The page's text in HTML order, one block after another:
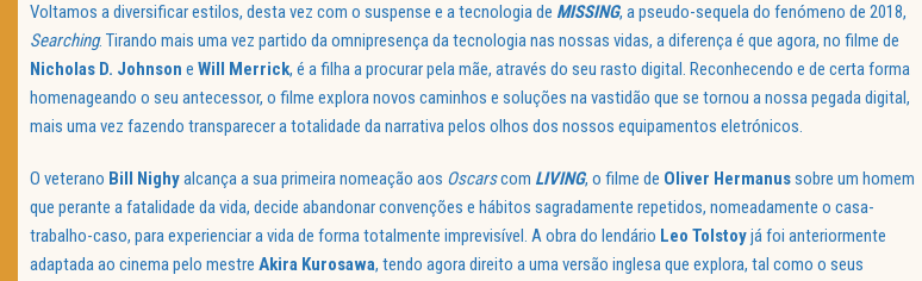
Voltamos a diversificar estilos, desta vez com o suspense e a tecnologia de MISSING, a pseudo-sequela do fenómeno de 2018,
Searching. Tirando mais uma vez partido da omnipresença da tecnologia nas nossas vidas, a diferença é que agora, no filme de
Nicholas D. Johnson e Will Merrick, é a filha a procurar pela mãe, através do seu rasto digital. Reconhecendo e de certa forma
homenageando o seu antecessor, o filme explora novos caminhos e soluções na vastidão que se tornou a nossa pegada digital,
mais uma vez fazendo transparecer a totalidade da narrativa pelos olhos dos nossos equipamentos eletrónicos.
O veterano Bill Nighyalcança a sua primeira nomeação aos Oscarscom LIVING, o filme de Oliver Hermanussobre um homem
que perante a fatalidade da vida, decide abandonar convenções e hábitos sagradamente repetidos, nomeadamente o casa-
trabalho-caso, para experienciar a vida de forma totalmente imprevisível. A obra do lendário Leo Tolstoyjá foi anteriormente
adaptada ao cinema pelo mestre Akira Kurosawa, tendo agora direito a uma versão inglesa que explora, tal como o seus